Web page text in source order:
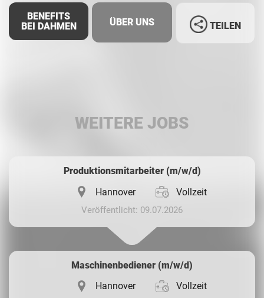
BENEFITS
BEI DAHMEN
ÜBER UNS TEILEN
WEITERE JOBS
Produktionsmitarbeiter (m/w/d)
Hannover
Vollzeit
Veröffentlicht: 09.07.2026
Maschinenbediener (m/w/d)
Hannover
Vollzeit